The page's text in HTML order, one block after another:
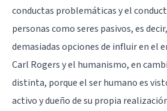
conductas problemáticas y el
personas como seres pasivos, es
demasiadas opciones de influir en el
Carl Rogers y el humanismo, en
distinta, porque el ser humano es
activo y dueño de su propia